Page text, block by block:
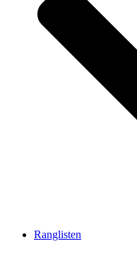
Ranglisten